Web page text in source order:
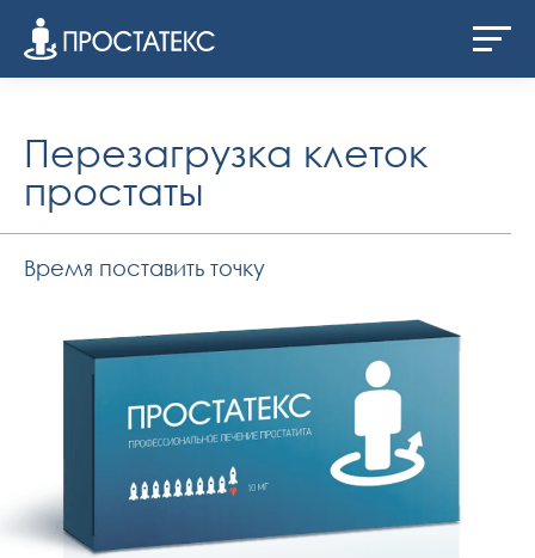
Перезагрузка клеток
простаты
Время поставить точку